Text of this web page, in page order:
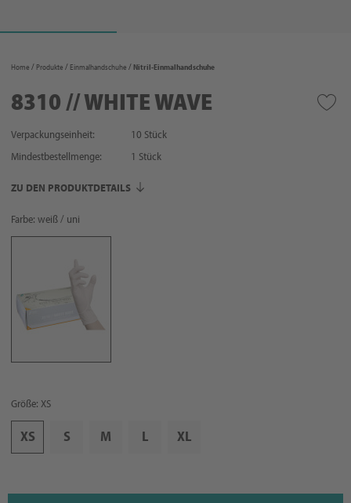
Home Produkte Einmalhandschuhe Nitril-Einmalhandschuhe
8310 // WHITE WAVE
Verpackungseinheit:
10 Stück
Mindestbestellmenge:
1 Stück
ZU DEN PRODUKTDETAILS
Farbe: weiß / uni
Größe: XS
XS S M L XL